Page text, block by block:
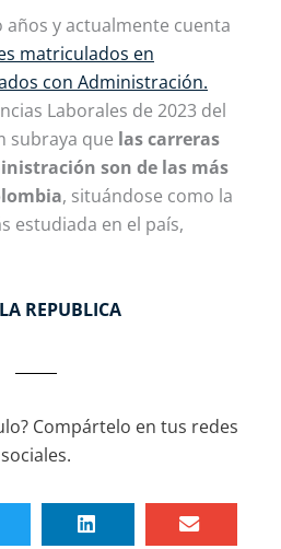
y actualmente cuenta
matriculados en
con Administración.
Laborales de 2023 del
subraya que las carreras
son de las más
, situándose como la
estudiada en el país,
LA REPUBLICA
Compártelo en tus redes
sociales.